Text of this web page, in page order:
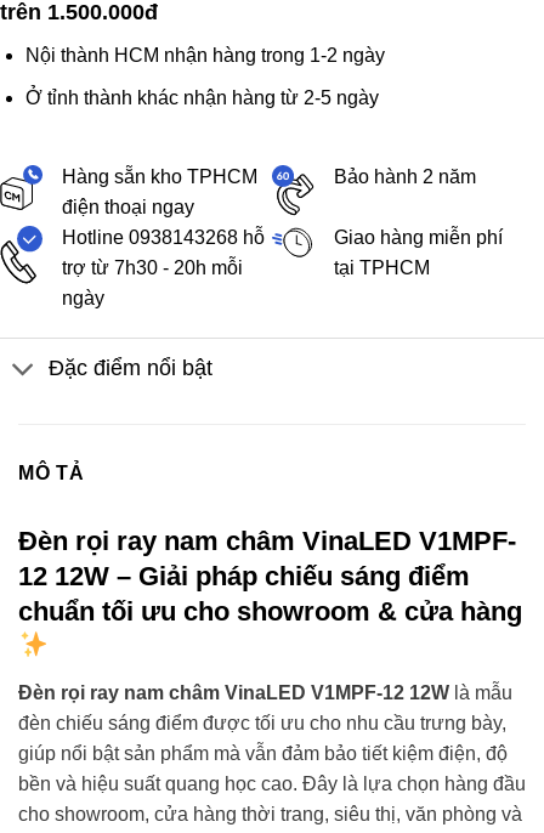
trên 1.500.000đ
Nội thành HCM nhận hàng trong 1-2 ngày
Ở tỉnh thành khác nhận hàng từ 2-5 ngày
Hàng sẵn kho TPHCM
điện thoại ngay
Bảo hành 2 năm
Hotline 0938143268 hỗ
trợ từ 7h30 - 20h mỗi
ngày
Giao hàng miễn phí
tại TPHCM
Đặc điểm nổi bật
MÔ TẢ
Đèn rọi ray nam châm VinaLED V1MPF-
12 12W – Giải pháp chiếu sáng điểm
chuẩn tối ưu cho showroom & cửa hàng
Đèn rọi ray nam châm VinaLED V1MPF-12 12W là mẫu
đèn chiếu sáng điểm được tối ưu cho nhu cầu trưng bày,
giúp nổi bật sản phẩm mà vẫn đảm bảo tiết kiệm điện, độ
bền và hiệu suất quang học cao. Đây là lựa chọn hàng đầu
cho showroom, cửa hàng thời trang, siêu thị, văn phòng và